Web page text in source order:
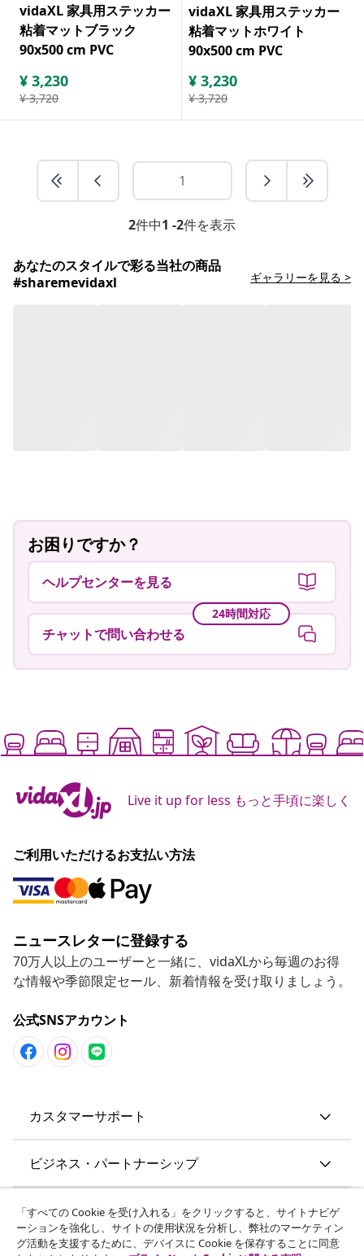
vidaXL 家具用ステッカー
粘着マットブラック
90x500 cm PVC
¥ 3,230
¥ 3,720
vidaXL 家具用ステッカー
粘着マットホワイト
90x500 cm PVC
¥ 3,230
¥ 3,720
2件中1 -2件を表示
あなたのスタイルで彩る当社の商品
#sharemevidaxl
ギャラリーを見る >
お困りですか？
ヘルプセンターを見る
24時間対応
チャットで問い合わせる
Live it up for less もっと手頃に楽しく
ご利用いただけるお支払い方法
ニュースレターに登録する
70万人以上のユーザーと一緒に、vidaXLから毎週のお得
な情報や季節限定セール、新着情報を受け取りましょう。
公式SNSアカウント
カスタマーサポート
ビジネス・パートナーシップ
vidaXL
「すべての Cookie を受け入れる」をクリックすると、サイトナビゲ
ーションを強化し、サイトの使用状況を分析し、弊社のマーケティン
グ活動を支援するために、デバイスに Cookie を保存することに同意